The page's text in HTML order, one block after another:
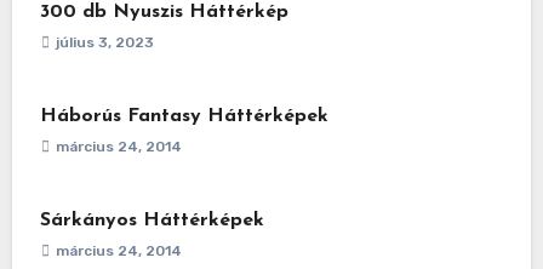
300 db Nyuszis Háttérkép
július 3, 2023
Háborús Fantasy Háttérképek
március 24, 2014
Sárkányos Háttérképek
március 24, 2014